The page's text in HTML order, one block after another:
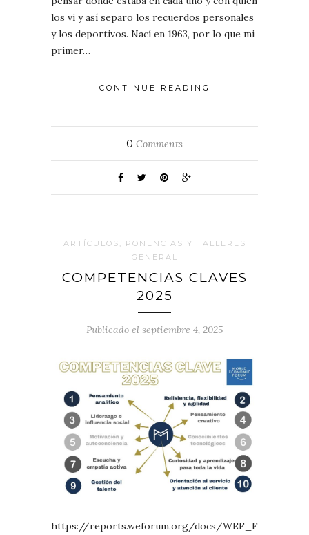
los vi y así separo los recuerdos personales
y los deportivos. Nací en 1963, por lo que mi
primer…
CONTINUE READING
0 Comments
ARTÍCULOS, PONENCIAS Y TALLERES
GENERAL
COMPETENCIAS CLAVES
2025
Publicado el septiembre 4, 2025
https://reports.weforum.org/docs/